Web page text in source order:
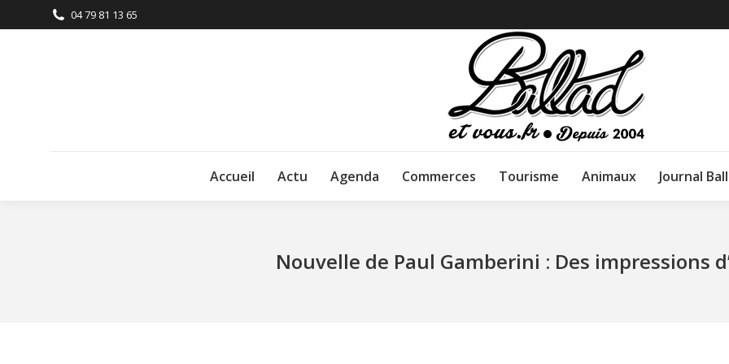
04 79 81 13 65
Accueil Actu Agenda Commerces Tourisme Animaux Journal
Nouvelle de Paul Gamberini : Des impressions